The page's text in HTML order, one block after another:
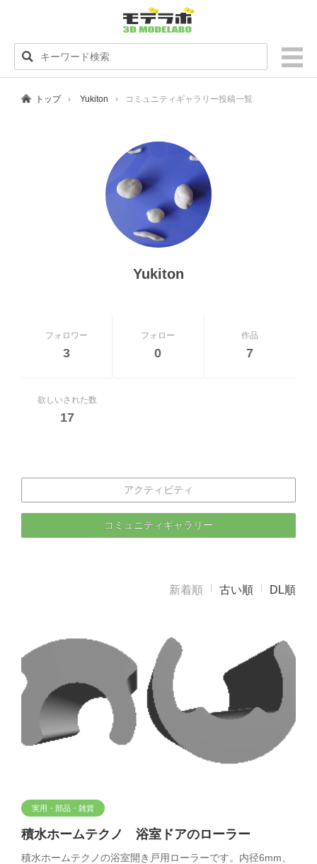
トップ Yukiton コミュニティギャラリー投稿一覧
Yukiton
フォロワー
3
フォロー
0
作品
7
欲しいされた数
17
アクティビティ
コミュニティギャラリー
新着順 古い順 DL順
実用・部品・雑貨
積水ホームテクノ 浴室ドアのローラー
積水ホームテクノの浴室開き戸用ローラーです。内径6mm、